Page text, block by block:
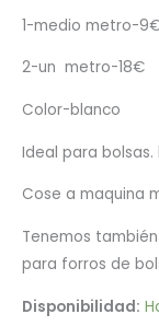
9,00€.
1-medio metro-
2-un metro-18€
Color-blanco
Ideal para
Cose a maquina
Tenemos
para forros de
Disponibilidad: